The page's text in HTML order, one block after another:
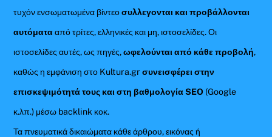
τυχόν ενσωματωμένα βίντεοσυλλεγονται και προβάλλονται
αυτόματααπό τρίτες, ελληνικές και μη, ιστοσελίδες. Οι
ιστοσελίδες αυτές, ως πηγές,ωφελούνται από κάθε προβολή,
καθώς η εμφάνιση στο Kultura.gr συνεισφέρει στην
επισκεψιμότητά τους και στη βαθμολογία SEO (Google
κ.λπ.) μέσω backlink κοκ.
Τα πνευματικά δικαιώματα κάθε άρθρου, εικόνας ή